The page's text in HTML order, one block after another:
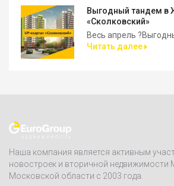
Выгодный тандем в
«Сколковский»
Весь апрель
Читать далее
Наша компания является активным
новостроек и вторичной недвижимости
Московской области с 2003 года.